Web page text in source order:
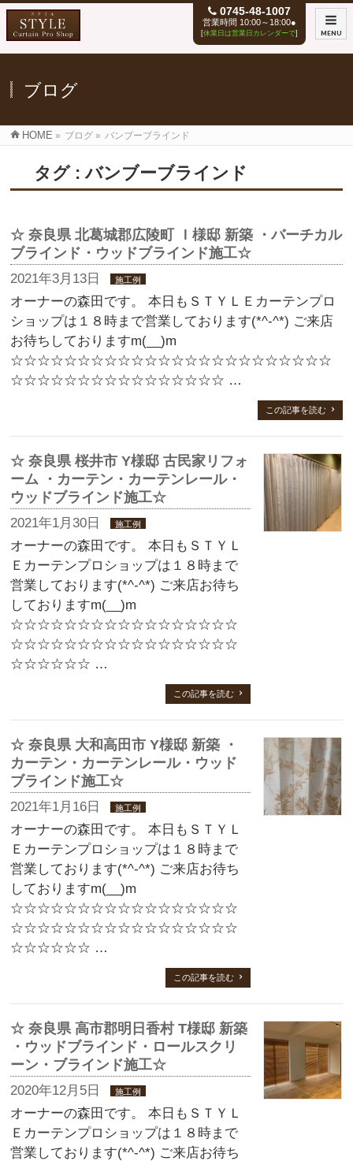
0745-48-1007
営業時間 10:00～18:00●
[休業日は営業日カレンダーで] MENU
ブログ
HOME » ブログ » バンブーブラインド
タグ : バンブーブラインド
☆ 奈良県 北葛城郡広陵町 Ｉ様邸 新築 ・バーチカル
ブラインド・ウッドブラインド施工☆
2021年3月13日 施工例
オーナーの森田です。 本日もＳＴＹＬＥカーテンプロ
ショップは１８時まで営業しております(*^-^*) ご来店
お待ちしておりますm(__)m
☆☆☆☆☆☆☆☆☆☆☆☆☆☆☆☆☆☆☆☆☆☆☆☆
☆☆☆☆☆☆☆☆☆☆☆☆☆☆☆☆ …
この記事を読む
☆ 奈良県 桜井市 Y様邸 古民家リフォ
ーム ・カーテン・カーテンレール・
ウッドブラインド施工☆
2021年1月30日 施工例
オーナーの森田です。 本日もＳＴＹＬ
Ｅカーテンプロショップは１８時まで
営業しております(*^-^*) ご来店お待ち
しておりますm(__)m
☆☆☆☆☆☆☆☆☆☆☆☆☆☆☆☆☆
☆☆☆☆☆☆☆☆☆☆☆☆☆☆☆☆☆
☆☆☆☆☆☆ …
この記事を読む
☆ 奈良県 大和高田市 Y様邸 新築 ・
カーテン・カーテンレール・ウッド
ブラインド施工☆
2021年1月16日 施工例
オーナーの森田です。 本日もＳＴＹＬ
Ｅカーテンプロショップは１８時まで
営業しております(*^-^*) ご来店お待ち
しておりますm(__)m
☆☆☆☆☆☆☆☆☆☆☆☆☆☆☆☆☆
☆☆☆☆☆☆☆☆☆☆☆☆☆☆☆☆☆
☆☆☆☆☆☆ …
この記事を読む
☆ 奈良県 高市郡明日香村 T様邸 新築
・ウッドブラインド・ロールスクリ
ーン・ブラインド施工☆
2020年12月5日 施工例
オーナーの森田です。 本日もＳＴＹＬ
Ｅカーテンプロショップは１８時まで
営業しております(*^-^*) ご来店お待ち